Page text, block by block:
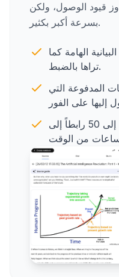
قيود الوصول، ولكن
بسرعة أكبر بكثير.
الهامة كما
تراها بالضبط.
المدفوعة التي
يحول ما يصل إلى 50 رابطاً إلى PDF في وقت